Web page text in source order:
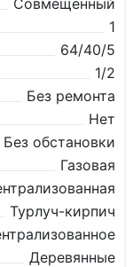
Совмещенный
1
64/40/5
1/2
Без ремонта
Нет
Без обстановки
Газовая
Турлуч-кирпич
Деревянные